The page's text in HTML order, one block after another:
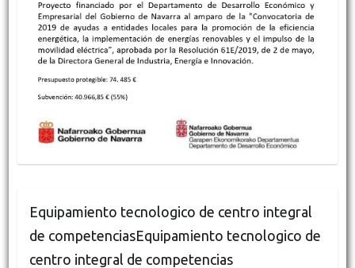
Equipamiento tecnologico de centro integral
de competenciasEquipamiento tecnologico de
centro integral de competencias